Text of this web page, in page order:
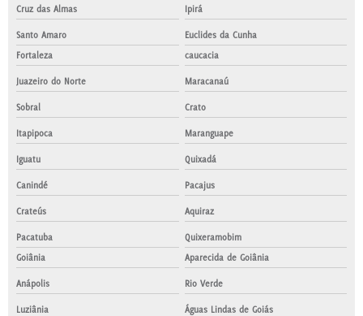
Cruz das Almas Ipirá
Santo Amaro
Euclides da Cunha
Fortaleza
caucacia
Juazeiro do Norte Maracanaú
Sobral Crato
Itapipoca Maranguape
Iguatu Quixadá
Canindé Pacajus
Crateús Aquiraz
Pacatuba
Quixeramobim
Goiânia
Aparecida de Goiânia
Anápolis Rio Verde
Luziânia Águas Lindas de Goiás